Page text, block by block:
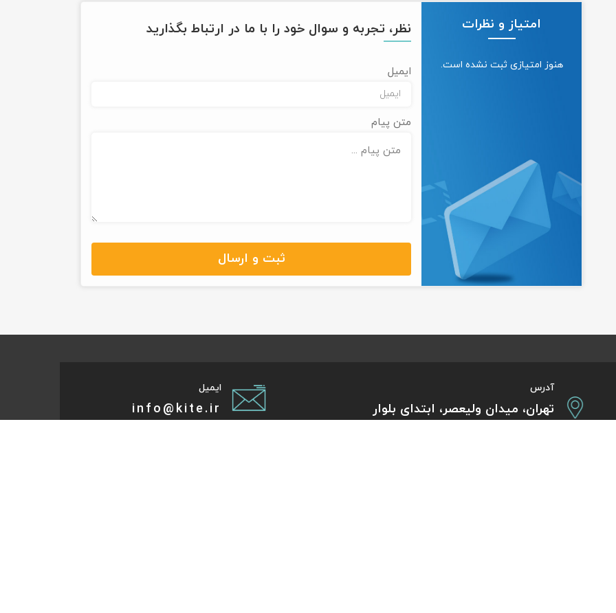
امتیاز و نظرات
هنوز امتیازی ثبت نشده است.
نظر، تجربه و سوال خود را با ما در ارتباط بگذارید
ایمیل
متن پیام
ثبت و ارسال
آدرس
تهران، میدان ولیعصر، ابتدای بلوار
ایمیل
info@kite.ir